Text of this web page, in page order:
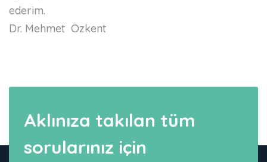
ederim.
Dr. Mehmet Özkent
Aklınıza takılan tüm
sorularınız için